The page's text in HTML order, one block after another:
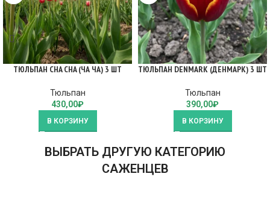
ТЮЛЬПАН CHA CHA (ЧА ЧА) 3 ШТ
Тюльпан
430,00₽
В КОРЗИНУ
ТЮЛЬПАН DENMARK (ДЕНМАРК) 3 ШТ
Тюльпан
390,00₽
В КОРЗИНУ
ВЫБРАТЬ ДРУГУЮ КАТЕГОРИЮ
САЖЕНЦЕВ